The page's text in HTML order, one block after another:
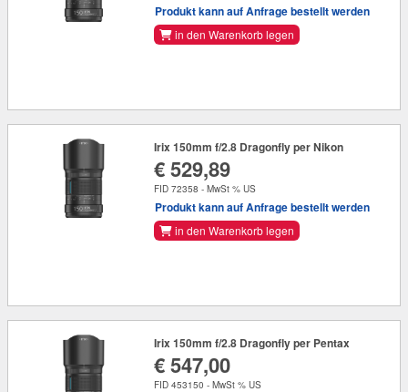
Produkt kann auf Anfrage bestellt werden
in den Warenkorb legen
Irix 150mm f/2.8 Dragonfly per Nikon
€ 529,89
FID 72358 - MwSt % US
Produkt kann auf Anfrage bestellt werden
in den Warenkorb legen
Irix 150mm f/2.8 Dragonfly per Pentax
€ 547,00
FID 453150 - MwSt % US